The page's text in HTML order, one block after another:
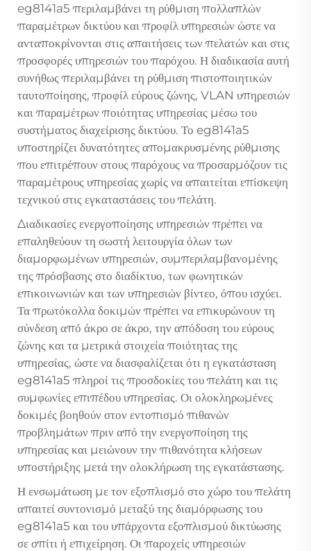
eg8141a5 περιλαμβάνει τη ρύθμιση πολλαπλών
παραμέτρων δικτύου και προφίλ υπηρεσιών ώστε να
ανταποκρίνονται στις απαιτήσεις των πελατών και στις
προσφορές υπηρεσιών του παρόχου. Η διαδικασία αυτή
συνήθως περιλαμβάνει τη ρύθμιση πιστοποιητικών
ταυτοποίησης, προφίλ εύρους ζώνης, VLAN υπηρεσιών
και παραμέτρων ποιότητας υπηρεσίας μέσω του
συστήματος διαχείρισης δικτύου. Το eg8141a5
υποστηρίζει δυνατότητες απομακρυσμένης ρύθμισης
που επιτρέπουν στους παρόχους να προσαρμόζουν τις
παραμέτρους υπηρεσίας χωρίς να απαιτείται επίσκεψη
τεχνικού στις εγκαταστάσεις του πελάτη.
Διαδικασίες ενεργοποίησης υπηρεσιών πρέπει να
επαληθεύουν τη σωστή λειτουργία όλων των
διαμορφωμένων υπηρεσιών, συμπεριλαμβανομένης
της πρόσβασης στο διαδίκτυο, των φωνητικών
επικοινωνιών και των υπηρεσιών βίντεο, όπου ισχύει.
Τα πρωτόκολλα δοκιμών πρέπει να επικυρώνουν τη
σύνδεση από άκρο σε άκρο, την απόδοση του εύρους
ζώνης και τα μετρικά στοιχεία ποιότητας της
υπηρεσίας, ώστε να διασφαλίζεται ότι η εγκατάσταση
eg8141a5 πληροί τις προσδοκίες του πελάτη και τις
συμφωνίες επιπέδου υπηρεσίας. Οι ολοκληρωμένες
δοκιμές βοηθούν στον εντοπισμό πιθανών
προβλημάτων πριν από την ενεργοποίηση της
υπηρεσίας και μειώνουν την πιθανότητα κλήσεων
υποστήριξης μετά την ολοκλήρωση της εγκατάστασης.
Η ενσωμάτωση με τον εξοπλισμό στο χώρο του πελάτη
απαιτεί συντονισμό μεταξύ της διαμόρφωσης του
eg8141a5 και του υπάρχοντα εξοπλισμού δικτύωσης
σε σπίτι ή επιχείρηση. Οι παροχείς υπηρεσιών